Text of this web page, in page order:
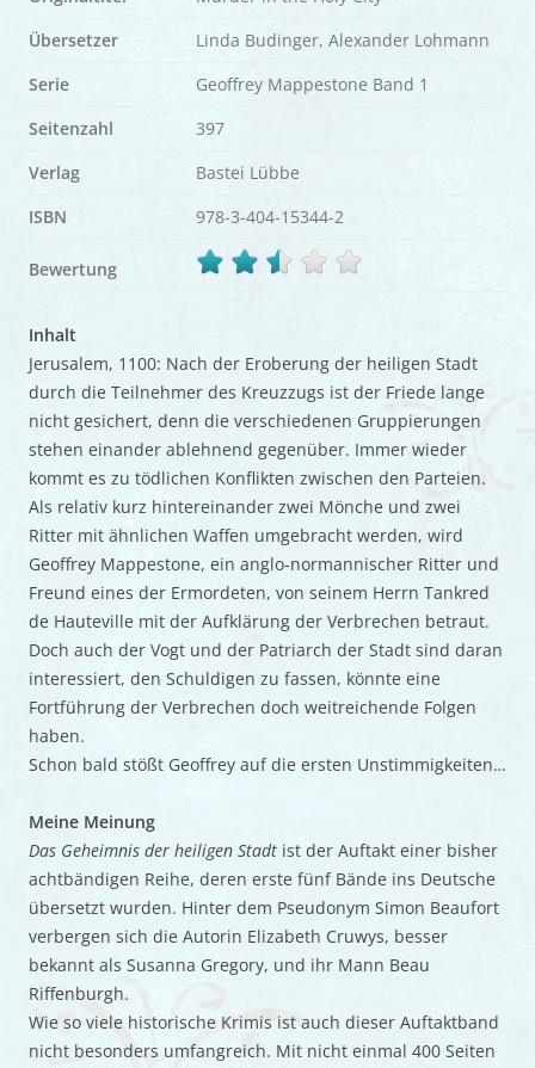
Übersetzer
Linda Budinger, Alexander Lohmann
Serie
Geoffrey Mappestone Band 1
Seitenzahl
397
Verlag
Bastei Lübbe
ISBN
978-3-404-15344-2
Bewertung
Inhalt
Jerusalem, 1100: Nach der Eroberung der heiligen Stadt
durch die Teilnehmer des Kreuzzugs ist der Friede lange
nicht gesichert, denn die verschiedenen Gruppierungen
stehen einander ablehnend gegenüber. Immer wieder
kommt es zu tödlichen Konflikten zwischen den Parteien.
Als relativ kurz hintereinander zwei Mönche und zwei
Ritter mit ähnlichen Waffen umgebracht werden, wird
Geoffrey Mappestone, ein anglo-normannischer Ritter und
Freund eines der Ermordeten, von seinem Herrn Tankred
de Hauteville mit der Aufklärung der Verbrechen betraut.
Doch auch der Vogt und der Patriarch der Stadt sind daran
interessiert, den Schuldigen zu fassen, könnte eine
Fortführung der Verbrechen doch weitreichende Folgen
haben.
Schon bald stößt Geoffrey auf die ersten Unstimmigkeiten…
Meine Meinung
Das Geheimnis der heiligen Stadt ist der Auftakt einer bisher
achtbändigen Reihe, deren erste fünf Bände ins Deutsche
übersetzt wurden. Hinter dem Pseudonym Simon Beaufort
verbergen sich die Autorin Elizabeth Cruwys, besser
bekannt als Susanna Gregory, und ihr Mann Beau
Riffenburgh.
Wie so viele historische Krimis ist auch dieser Auftaktband
nicht besonders umfangreich. Mit nicht einmal 400 Seiten